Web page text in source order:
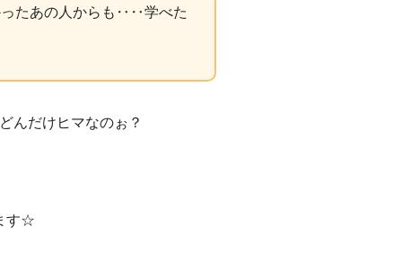
ったあの人からも‥‥学べた
んだけヒマなのぉ？
す☆